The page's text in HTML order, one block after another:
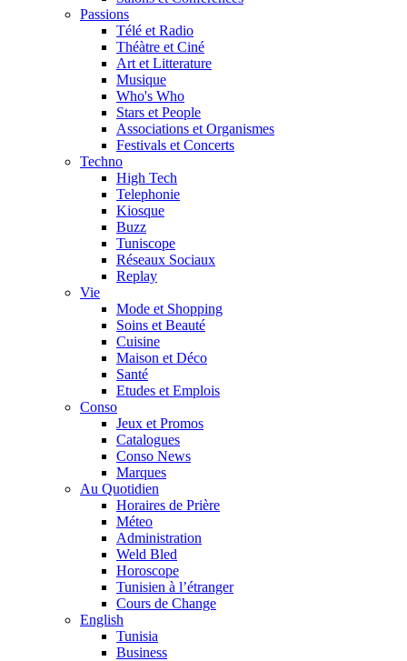
Passions
Télé et Radio
Théàtre et Ciné
Art et Litterature
Musique
Who's Who
Stars et People
Associations et Organismes
Festivals et Concerts
Techno
High Tech
Telephonie
Kiosque
Buzz
Tuniscope
Réseaux Sociaux
Replay
Vie
Mode et Shopping
Soins et Beauté
Cuisine
Maison et Déco
Santé
Etudes et Emplois
Conso
Jeux et Promos
Catalogues
Conso News
Marques
Au Quotidien
Horaires de Prière
Méteo
Administration
Weld Bled
Horoscope
Tunisien à l’étranger
Cours de Change
English
Tunisia
Business